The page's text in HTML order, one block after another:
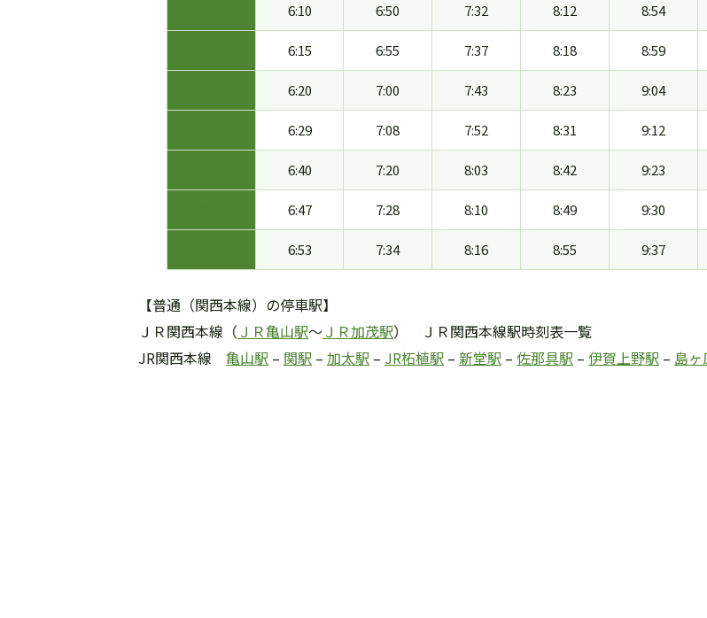
6:10 6:50 7:32 8:12 8:54
6:15 6:55 7:37 8:18 8:59
6:20 7:00 7:43 8:23 9:04
6:29 7:08 7:52 8:31 9:12
6:40 7:20 8:03 8:42 9:23
6:47 7:28 8:10 8:49 9:30
6:53 7:34 8:16 8:55 9:37
【普通（関西本線）の停車駅】
ＪＲ関西本線（ ＪＲ亀山駅～ＪＲ加茂駅） ＪＲ関西本線駅時刻表一覧
JR関西本線 亀山駅 – 関駅 – 加太駅 – JR柘植駅 – 新堂駅 – 佐那具駅 – 伊賀上野駅 – 島